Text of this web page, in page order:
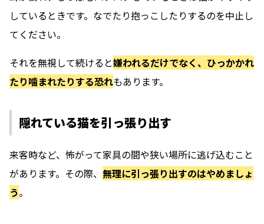
しているときです。なでたり抱っこしたりするのを中止し
てください。
それを無視して続けると嫌われるだけでなく、ひっかかれ
たり噛まれたりする恐れもあります。
隠れている猫を引っ張り出す
来客時など、怖がって家具の間や狭い場所に逃げ込むこと
があります。その際、 無理に引っ張り出すのはやめましょ
う。